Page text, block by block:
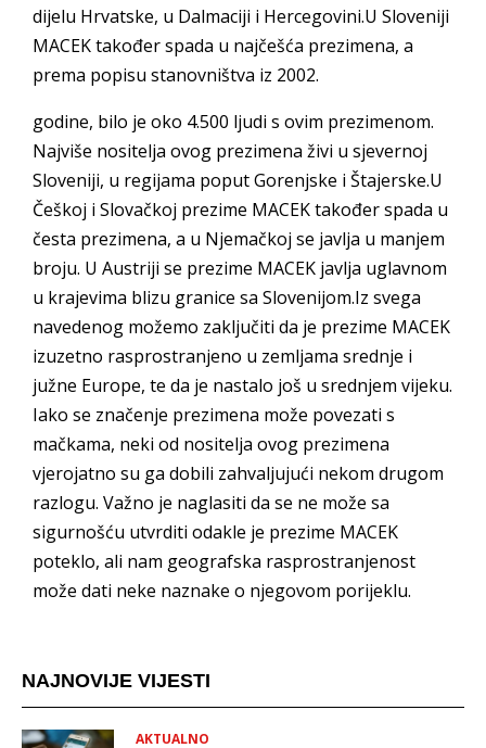
dijelu Hrvatske, u Dalmaciji i Hercegovini.U Sloveniji
MACEK također spada u najčešća prezimena, a
prema popisu stanovništva iz 2002.
godine, bilo je oko 4.500 ljudi s ovim prezimenom.
Najviše nositelja ovog prezimena živi u sjevernoj
Sloveniji, u regijama poput Gorenjske i Štajerske.U
Češkoj i Slovačkoj prezime MACEK također spada u
česta prezimena, a u Njemačkoj se javlja u manjem
broju. U Austriji se prezime MACEK javlja uglavnom
u krajevima blizu granice sa Slovenijom.Iz svega
navedenog možemo zaključiti da je prezime MACEK
izuzetno rasprostranjeno u zemljama srednje i
južne Europe, te da je nastalo još u srednjem vijeku.
Iako se značenje prezimena može povezati s
mačkama, neki od nositelja ovog prezimena
vjerojatno su ga dobili zahvaljujući nekom drugom
razlogu. Važno je naglasiti da se ne može sa
sigurnošću utvrditi odakle je prezime MACEK
poteklo, ali nam geografska rasprostranjenost
može dati neke naznake o njegovom porijeklu.
NAJNOVIJE VIJESTI
AKTUALNO